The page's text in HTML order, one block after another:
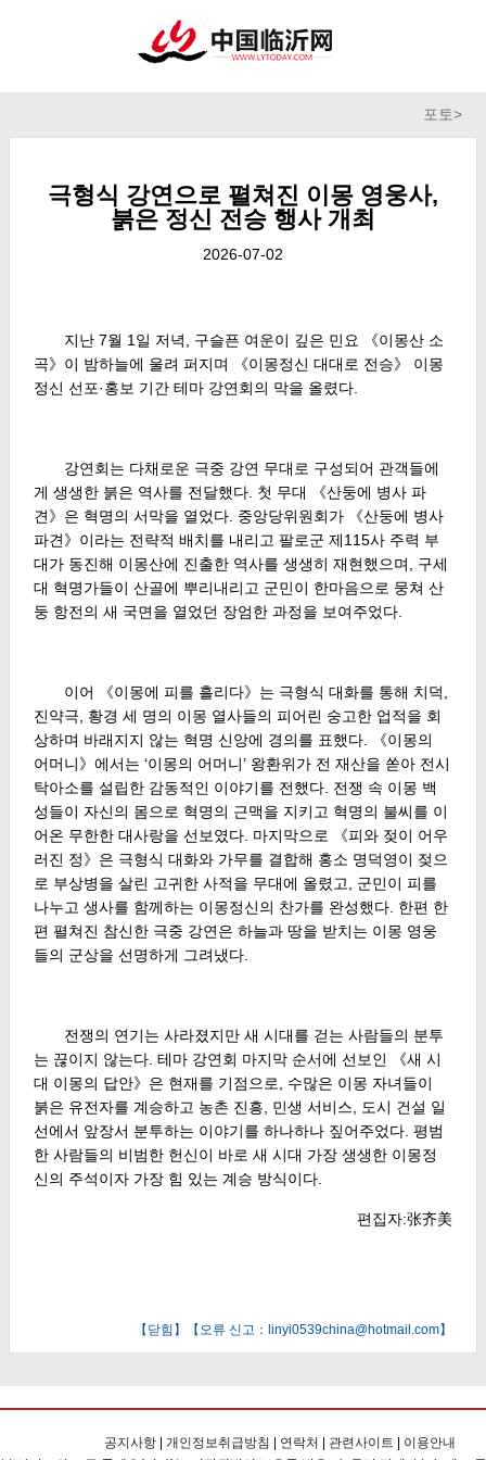
포토>
극형식 강연으로 펼쳐진 이몽 영웅사,
붉은 정신 전승 행사 개최
2026-07-02
지난 7월 1일 저녁, 구슬픈 여운이 깊은 민요 《이몽산 소
곡》이 밤하늘에 울려 퍼지며 《이몽정신 대대로 전승》 이몽
정신 선포·홍보 기간 테마 강연회의 막을 올렸다.
강연회는 다채로운 극중 강연 무대로 구성되어 관객들에
게 생생한 붉은 역사를 전달했다. 첫 무대 《산둥에 병사 파
견》은 혁명의 서막을 열었다. 중앙당위원회가 《산둥에 병사
파견》이라는 전략적 배치를 내리고 팔로군 제115사 주력 부
대가 동진해 이몽산에 진출한 역사를 생생히 재현했으며, 구세
대 혁명가들이 산골에 뿌리내리고 군민이 한마음으로 뭉쳐 산
둥 항전의 새 국면을 열었던 장엄한 과정을 보여주었다.
이어 《이몽에 피를 흘리다》는 극형식 대화를 통해 치덕,
진약극, 황경 세 명의 이몽 열사들의 피어린 숭고한 업적을 회
상하며 바래지지 않는 혁명 신앙에 경의를 표했다. 《이몽의
어머니》에서는 ‘이몽의 어머니’ 왕환위가 전 재산을 쏟아 전시
탁아소를 설립한 감동적인 이야기를 전했다. 전쟁 속 이몽 백
성들이 자신의 몸으로 혁명의 근맥을 지키고 혁명의 불씨를 이
어온 무한한 대사랑을 선보였다. 마지막으로 《피와 젖이 어우
러진 정》은 극형식 대화와 가무를 결합해 홍소 명덕영이 젖으
로 부상병을 살린 고귀한 사적을 무대에 올렸고, 군민이 피를
나누고 생사를 함께하는 이몽정신의 찬가를 완성했다. 한편 한
편 펼쳐진 참신한 극중 강연은 하늘과 땅을 받치는 이몽 영웅
들의 군상을 선명하게 그려냈다.
전쟁의 연기는 사라졌지만 새 시대를 걷는 사람들의 분투
는 끊이지 않는다. 테마 강연회 마지막 순서에 선보인 《새 시
대 이몽의 답안》은 현재를 기점으로, 수많은 이몽 자녀들이
붉은 유전자를 계승하고 농촌 진흥, 민생 서비스, 도시 건설 일
선에서 앞장서 분투하는 이야기를 하나하나 짚어주었다. 평범
한 사람들의 비범한 헌신이 바로 새 시대 가장 생생한 이몽정
신의 주석이자 가장 힘 있는 계승 방식이다.
편집자:张齐美
【 닫힘 】【오류 신고：linyi0539china@hotmail.com】